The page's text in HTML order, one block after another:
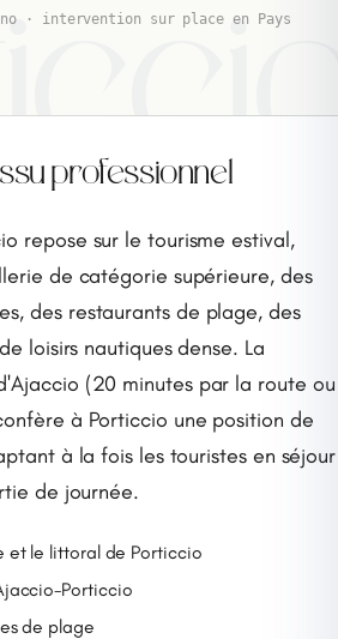
· intervention sur place en Pays
professionnel
repose sur le tourisme estival,
de catégorie supérieure, des
des restaurants de plage, des
loisirs nautiques dense. La
(20 minutes par la route ou
à Porticcio une position de
à la fois les touristes en séjour
de journée.
et le littoral de Porticcio
Porticcio
de plage